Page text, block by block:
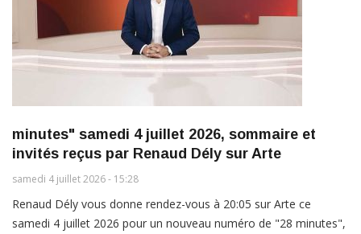
minutes" samedi 4 juillet 2026, sommaire et
invités reçus par Renaud Dély sur Arte
samedi 4 juillet 2026 - 15:28
Renaud Dély vous donne rendez-vous à 20:05 sur Arte ce
samedi 4 juillet 2026 pour un nouveau numéro de "28 minutes",